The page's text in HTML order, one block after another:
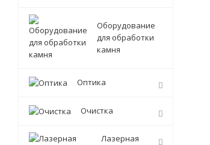
Оборудование
для обработки
камня
Оптика
Очистка
Лазерная